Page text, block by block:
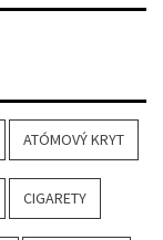
ATÓMOVÝ KRYT
CIGARETY